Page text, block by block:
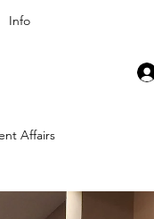
Info
Affairs